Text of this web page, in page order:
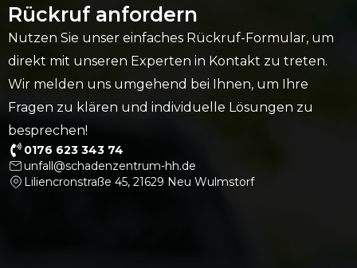
Rückruf anfordern
Nutzen Sie unser einfaches Rückruf-Formular, um
direkt mit unseren Experten in Kontakt zu treten.
Wir melden uns umgehend bei Ihnen, um Ihre
Fragen zu klären und individuelle Lösungen zu
besprechen!
0176 623 343 74
unfall@schadenzentrum-hh.de
Liliencronstraße 45, 21629 Neu Wulmstorf